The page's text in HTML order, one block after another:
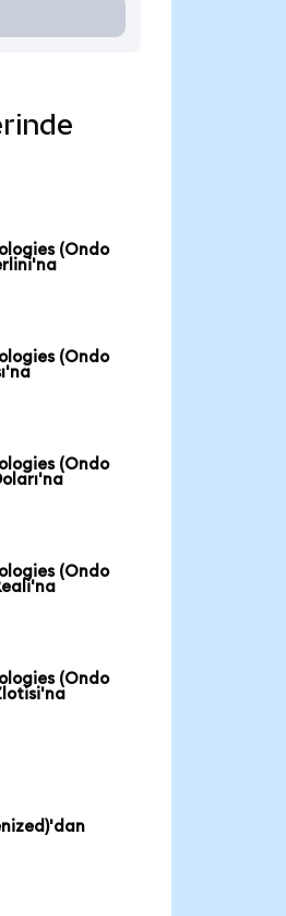
(Ondo
(Ondo
(Ondo
(Ondo
(Ondo